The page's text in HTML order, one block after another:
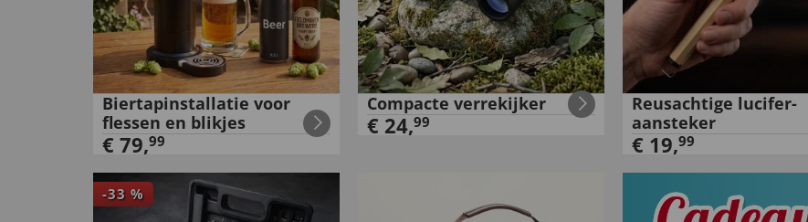
Biertapinstallatie voor
flessen en blikjes
€ 79,99
Compacte verrekijker
€ 24,99
Reusachtige lucifer-
aansteker
€ 19,99
-33 %